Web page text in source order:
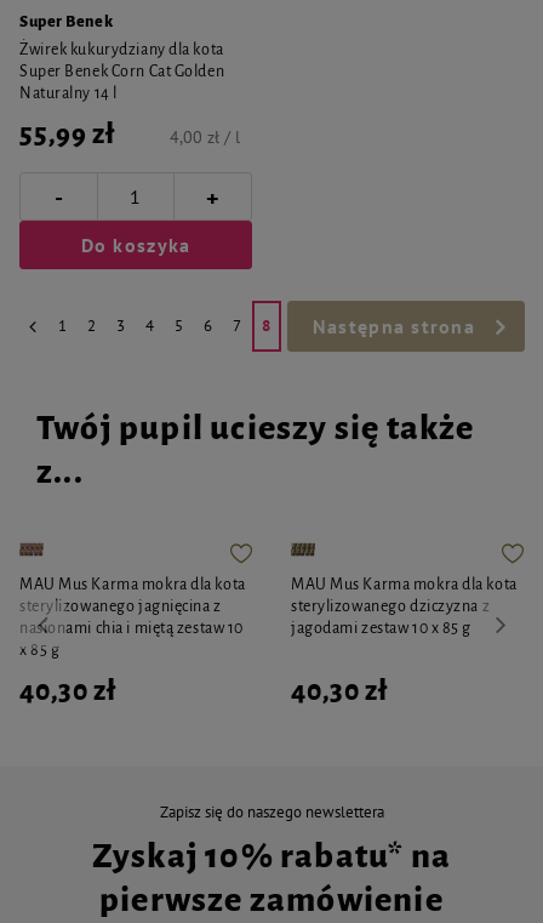
Super Benek
Żwirek kukurydziany dla kota
Super Benek Corn Cat Golden
Naturalny 14 l
55,99 zł 4,00 zł / l
- +
Do koszyka
1 2 3 4 5 6 7 8 Następna strona
Twój pupil ucieszy się także
z...
MAU Mus Karma mokra dla kota
sterylizowanego jagnięcina z
nasionami chia i miętą zestaw 10
x 85 g
40,30 zł
MAU Mus Karma mokra dla kota
sterylizowanego dziczyzna z
jagodami zestaw 10 x 85 g
40,30 zł
Zapisz się do naszego newslettera
Zyskaj 10% rabatu* na
pierwsze zamówienie